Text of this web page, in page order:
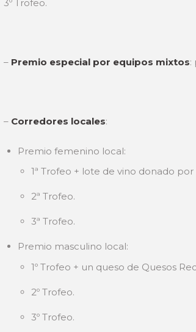
3º Trofeo.
– Premio especial por equipos mixtos:
– Corredores locales:
Premio femenino local:
1ª Trofeo + lote de vino donado
2ª Trofeo.
3ª Trofeo.
Premio masculino local:
1º Trofeo + un queso de Quesos
2º Trofeo.
3º Trofeo.